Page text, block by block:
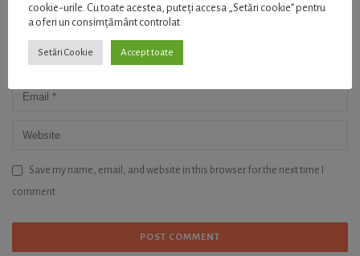
Save my name, email, and website in this browser for the next time I
comment.
cookie-urile. Cu toate acestea, puteți accesa „Setări cookie” pentru
a oferi un consimțământ controlat.
Setări Cookie Accept toate